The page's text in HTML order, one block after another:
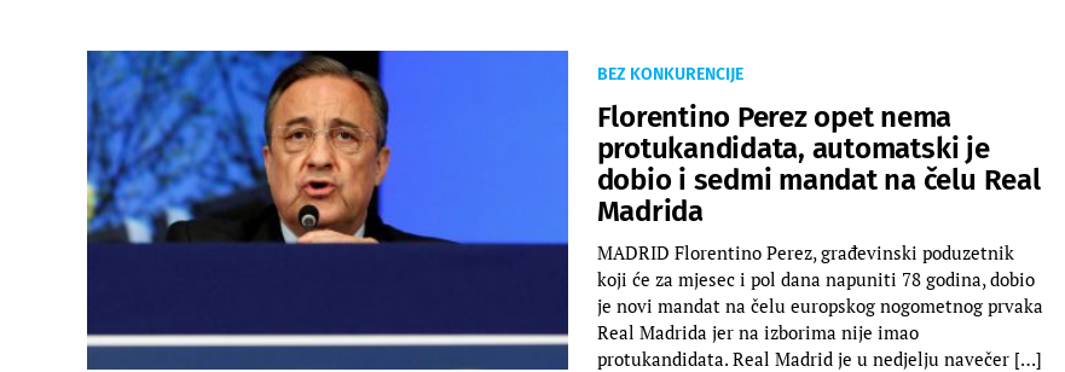
BEZ KONKURENCIJE
Florentino Perez opet nema
protukandidata, automatski je
dobio i sedmi mandat na čelu Real
Madrida
MADRID Florentino Perez, građevinski poduzetnik
koji će za mjesec i pol dana napuniti 78 godina, dobio
je novi mandat na čelu europskog nogometnog prvaka
Real Madrida jer na izborima nije imao
protukandidata. Real Madrid je u nedjelju navečer […]